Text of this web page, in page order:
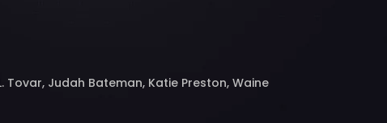
Tovar, Judah Bateman, Katie Preston, Waine
Jesse Brown, Gary McLaren, Jeffrey Hanson